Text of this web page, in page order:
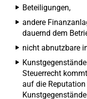
Beteiligungen,
andere
dauernd dem
nicht abnutzbare
Steuerrecht
auf die